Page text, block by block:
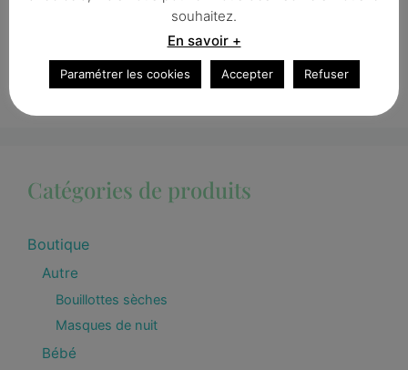
Catégories de produits
Boutique
Autre
Bouillottes sèches
Masques de nuit
Bébé
souhaitez.
En savoir +
Paramétrer les cookies Accepter Refuser